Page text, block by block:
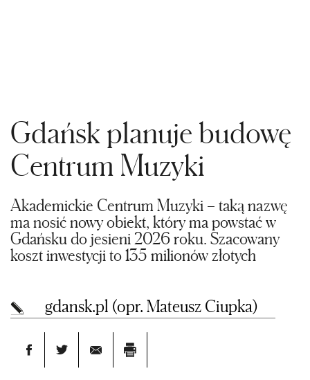
Gdańsk planuje budowę
Centrum Muzyki
Akademickie Centrum Muzyki – taką nazwę
ma nosić nowy obiekt, który ma powstać w
Gdańsku do jesieni 2026 roku. Szacowany
koszt inwestycji to 135 milionów złotych
gdansk.pl (opr. Mateusz Ciupka)